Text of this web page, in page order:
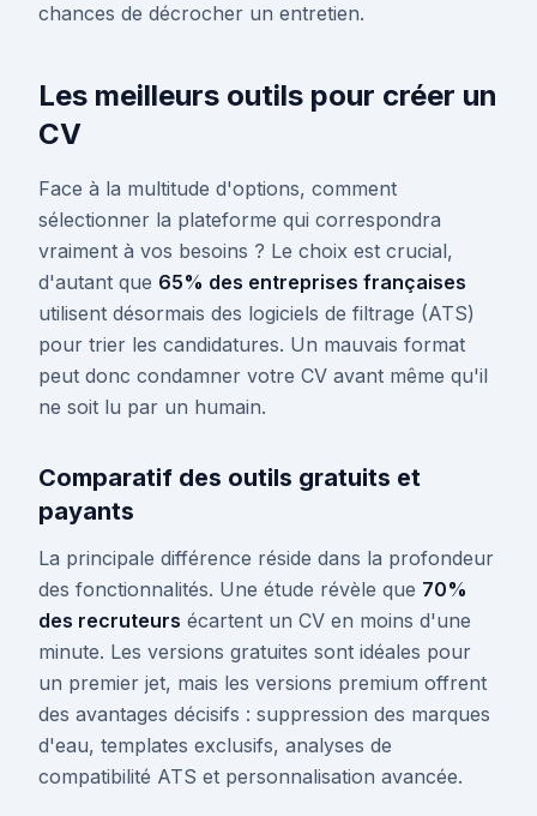
chances de décrocher un entretien.
Les meilleurs outils pour créer un
CV
Face à la multitude d'options, comment
sélectionner la plateforme qui correspondra
vraiment à vos besoins ? Le choix est crucial,
d'autant que 65% des entreprises françaises
utilisent désormais des logiciels de filtrage (ATS)
pour trier les candidatures. Un mauvais format
peut donc condamner votre CV avant même qu'il
ne soit lu par un humain.
Comparatif des outils gratuits et
payants
La principale différence réside dans la profondeur
des fonctionnalités. Une étude révèle que 70%
des recruteurs écartent un CV en moins d'une
minute. Les versions gratuites sont idéales pour
un premier jet, mais les versions premium offrent
des avantages décisifs : suppression des marques
d'eau, templates exclusifs, analyses de
compatibilité ATS et personnalisation avancée.